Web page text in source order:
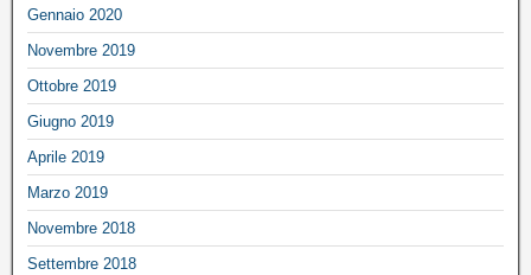
Gennaio 2020
Novembre 2019
Ottobre 2019
Giugno 2019
Aprile 2019
Marzo 2019
Novembre 2018
Settembre 2018